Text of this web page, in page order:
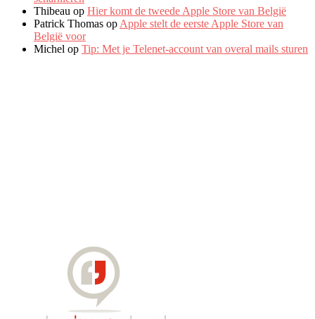
Thibeau op Hier komt de tweede Apple Store van België
Patrick Thomas op Apple stelt de eerste Apple Store van
België voor
Michel op Tip: Met je Telenet-account van overal mails sturen